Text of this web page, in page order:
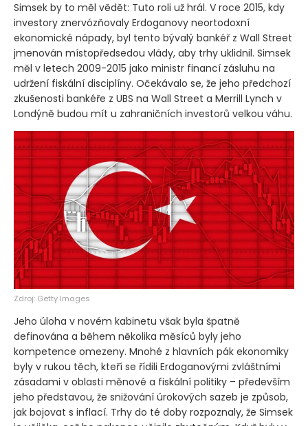
Simsek by to měl vědět: Tuto roli už hrál. V roce 2015, kdy
investory znervózňovaly Erdoganovy neortodoxní
ekonomické nápady, byl tento bývalý bankéř z Wall Street
jmenován místopředsedou vlády, aby trhy uklidnil. Simsek
měl v letech 2009-2015 jako ministr financí zásluhu na
udržení fiskální disciplíny. Očekávalo se, že jeho předchozí
zkušenosti bankéře z UBS na Wall Street a Merrill Lynch v
Londýně budou mít u zahraničních investorů velkou váhu.
Zdroj: Getty Images
Jeho úloha v novém kabinetu však byla špatně
definována a během několika měsíců byly jeho
kompetence omezeny. Mnohé z hlavních pák ekonomiky
byly v rukou těch, kteří se řídili Erdoganovými zvláštními
zásadami v oblasti měnové a fiskální politiky – především
jeho představou, že snižování úrokových sazeb je způsob,
jak bojovat s inflací. Trhy do té doby rozpoznaly, že Simsek